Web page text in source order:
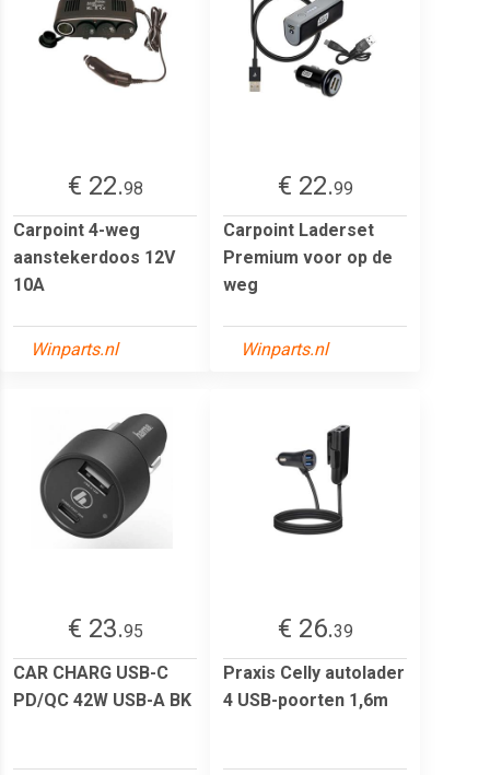
€ 22.98
Carpoint 4-weg
aanstekerdoos 12V
10A
Winparts.nl
€ 22.99
Carpoint Laderset
Premium voor op de
weg
Winparts.nl
€ 23.95
CAR CHARG USB-C
PD/QC 42W USB-A BK
€ 26.39
Praxis Celly autolader
4 USB-poorten 1,6m